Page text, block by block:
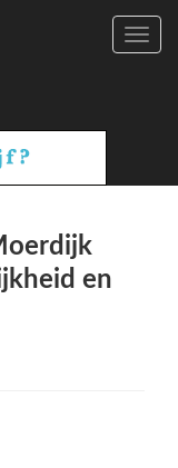
en